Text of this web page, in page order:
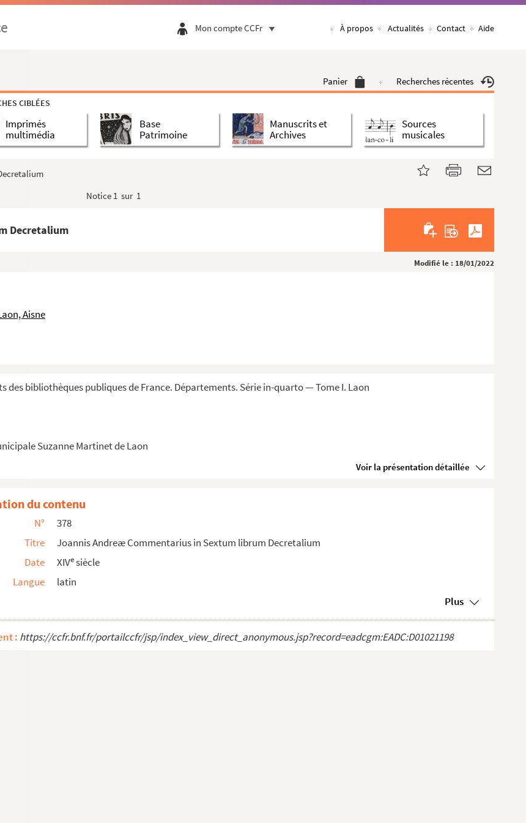
Mon compte CCFr À propos Actualités Contact Aide
Panier Recherches récentes
CIBLÉES
Imprimés
multimédia
Base
Patrimoine
Manuscrits et
Archives
Sources
musicales
Notice 1 sur 1
Decretalium
Modifié le : 18/01/2022
Aisne
des bibliothèques publiques de France. Départements. Série in-quarto — Tome I. Laon
Suzanne Martinet de Laon
Voir la présentation détaillée
et Bartholomei de Brescia
Decretalium
librum Decretalium
Decretalium
Beneventano, in quo tractatur de d...
secundum ordinem alphabeti. «...
du contenu
N°
378
Titre
Joannis Andreæ Commentarius in Sextum librum Decretalium
Date
XIVesiècle
Langue
latin
Plus
: https://ccfr.bnf.fr/portailccfr/jsp/index_view_direct_anonymous.jsp?record=eadcgm:EADC:D01021198